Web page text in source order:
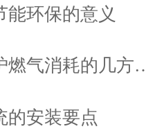
能环保的意义
燃气消耗的几方
的安装要点